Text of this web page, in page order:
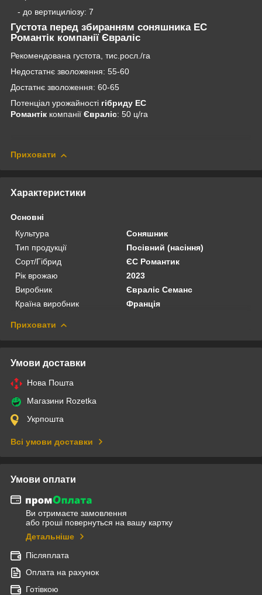
- до вертициліозу: 7
Густота перед збиранням соняшника ЕС
Романтік компанії Євраліс
Рекомендована густота, тис.росл./га
Недостатнє зволоження: 55-60
Достатнє зволоження: 60-65
Потенціал урожайності гібриду ЕС
Романтік компанії Євраліс: 50 ц/га
Приховати
Характеристики
Основні
Культура
Соняшник
Тип продукції
Посівний (насіння)
Сорт/Гібрид
ЄС Романтик
Рік врожаю
2023
Виробник
Євраліс Семанс
Країна виробник
Франція
Приховати
Умови доставки
Нова Пошта
Магазини Rozetka
Укрпошта
Всі умови доставки
Умови оплати
Ви отримаєте замовлення
або гроші повернуться на вашу картку
Детальніше
Післяплата
Оплата на рахунок
Готівкою